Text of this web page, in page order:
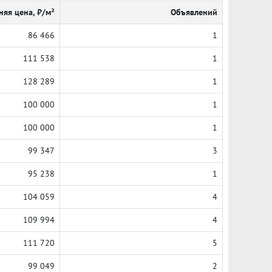
цена, ₽/м² Объявлений
86 466 1
111 538 1
128 289 1
100 000 1
100 000 1
99 347 3
95 238 1
104 059 4
109 994 4
111 720 5
99 049 2